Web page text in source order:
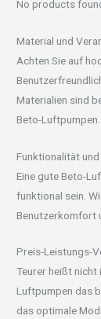
No products
Material und
Achten Sie auf
Materialien sind
Beto-Luftpumpen.
Funktionalität
Eine gute Beto-
funktional sein.
Benutzerkomfort
Preis-Leistungs-
Teurer heißt nicht
Luftpumpen das
das optimale